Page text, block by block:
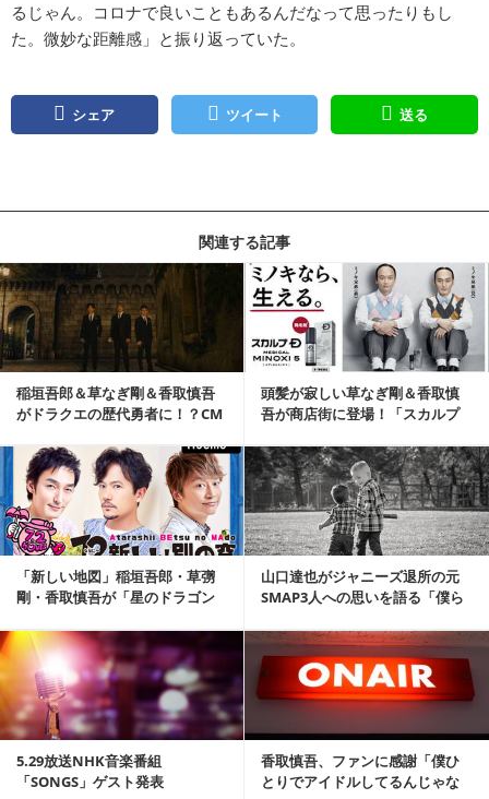
るじゃん。コロナで良いこともあるんだなって思ったりもし
た。微妙な距離感」と振り返っていた。
シェア ツイート 送る
関連する記事
稲垣吾郎＆草なぎ剛＆香取慎吾
がドラクエの歴代勇者に！？CM
頭髪が寂しい草なぎ剛＆香取慎
吾が商店街に登場！「スカルプ
記事を読む
「新しい地図」稲垣吾郎・草彅
剛・香取慎吾が「星のドラゴン
山口達也がジャニーズ退所の元
SMAP3人への思いを語る「僕ら
記事を読む
5.29放送NHK音楽番組
「SONGS」ゲスト発表
香取慎吾、ファンに感謝「僕ひ
とりでアイドルしてるんじゃな
記事を読む